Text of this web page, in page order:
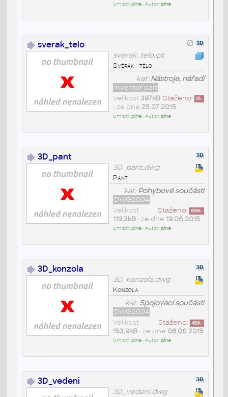
Umístil:pine• Autor:pine
sverak_telo
sverak_telo.ipt
Svěrák - tělo
kat:Nástroje, nářadí
Inventor part
Staženo: 51x
Velikost397kB
• ze dne 25.07.2015
Umístil:pine• Autor:pine
3D_pant
3D_pant.dwg
Pant
kat:Pohybové součásti
DWG2004
Staženo: 698x
Velikost
119,3kB• ze dne 19.06.2015
Umístil:pine• Autor:pine
3D_konzola
3D_konzola.dwg
Konzola
kat:Spojovací součásti
DWG2004
Staženo: 489x
Velikost
153,9kB• ze dne 08.06.2015
Umístil:pine• Autor:pine
3D_vedeni
3D_vedeni.dwg